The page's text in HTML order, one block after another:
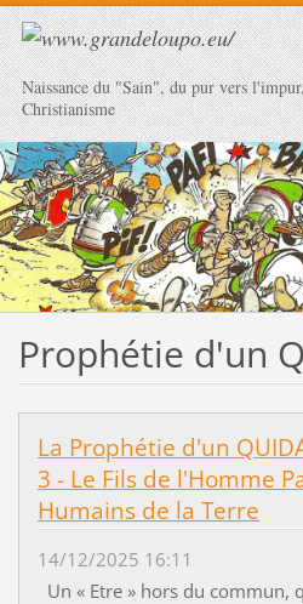
Naissance du "Sain", du pur vers
Christianisme
Prophétie d'un
La Prophétie d'un
3 - Le Fils de l'Homme
Humains de la Terre
14/12/2025 16:11
Un « Etre » hors du commun,